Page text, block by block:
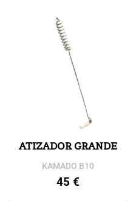
ATIZADOR GRANDE
KAMADO B10
45€